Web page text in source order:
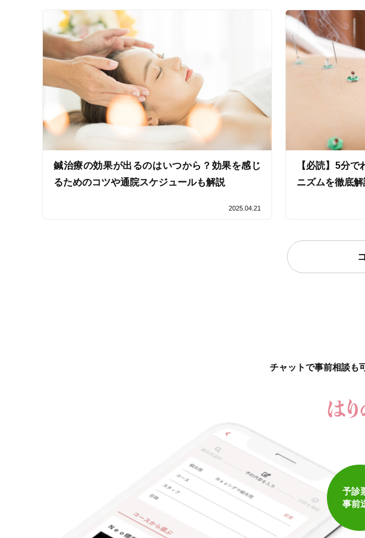
女性向けの特徴
女性スタッフ在籍 女性限定
接客・サービスの特徴
コロナ対応
チャットでの事前相談 カルテ共有
施術の特徴
保険適用の相談可
1 件
「健康にはり
鍼治療の効果が出るのはいつから？効果を感じ
るためのコツや通院スケジュールも解説
2025.04.21
【必読】5分
ニズムを徹底解
チャットで事前相談も
予診
事前